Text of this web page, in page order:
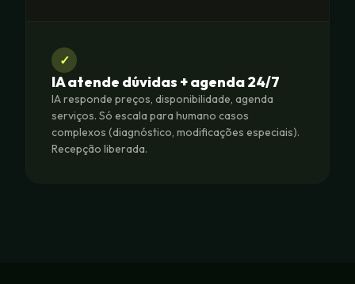
✓
IA atende dúvidas + agenda 24/7
IA responde preços, disponibilidade, agenda
serviços. Só escala para humano casos
complexos (diagnóstico, modificações especiais).
Recepção liberada.